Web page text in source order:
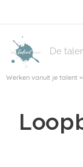
De
Werken vanuit je talent